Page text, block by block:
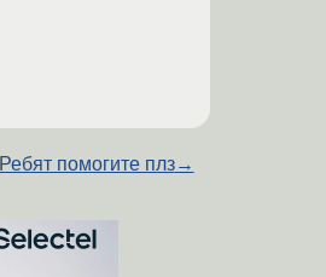
Ребят помогите плз→